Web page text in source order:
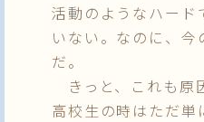
活動のようなハード
いない。なのに、今
だ。
きっと、これも原
高校生の時はただ単